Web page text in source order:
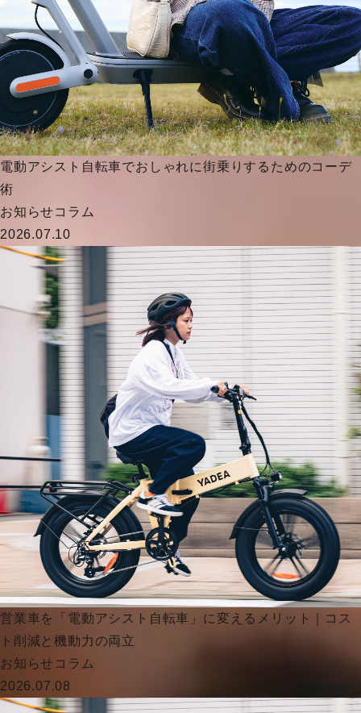
電動アシスト自転車でおしゃれに街乗りするためのコーデ
術
お知らせコラム
2026.07.10
営業車を「電動アシスト自転車」に変えるメリット｜コス
ト削減と機動力の両立
お知らせ コラム
2026.07.08